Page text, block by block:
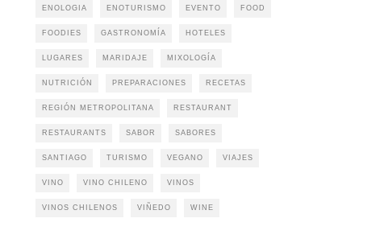
ENOLOGIA ENOTURISMO EVENTO FOOD
FOODIES GASTRONOMÍA HOTELES
LUGARES MARIDAJE MIXOLOGÍA
NUTRICIÓN PREPARACIONES RECETAS
REGIÓN METROPOLITANA RESTAURANT
RESTAURANTS SABOR SABORES
SANTIAGO TURISMO VEGANO VIAJES
VINO VINO CHILENO VINOS
VINOS CHILENOS VIÑEDO WINE